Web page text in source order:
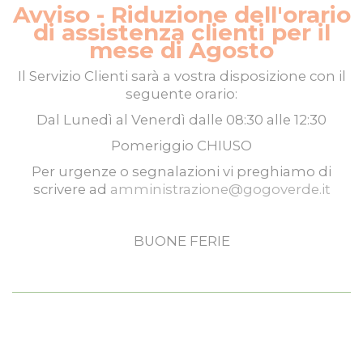
Avviso - Riduzione dell'orario
di assistenza clienti per il
mese di Agosto
Il Servizio Clienti sarà a vostra disposizione con il
seguente orario:
Dal Lunedì al Venerdì dalle 08:30 alle 12:30
Pomeriggio CHIUSO
Per urgenze o segnalazioni vi preghiamo di
scrivere ad amministrazione@gogoverde.it
BUONE FERIE